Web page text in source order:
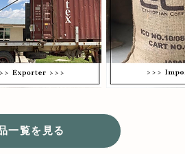
一覧を見る